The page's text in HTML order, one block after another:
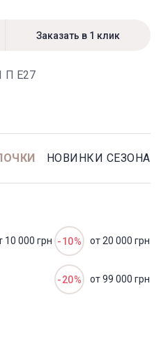
П Е27
НОВИНКИ СЕЗОНА
10 000 грн -10% от 20 000 грн
-20% от 99 000 грн